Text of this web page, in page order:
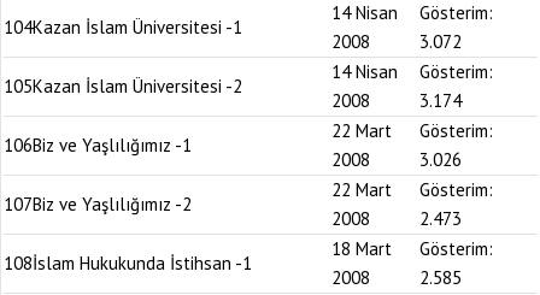
104Kazan İslam Üniversitesi -1
14 Nisan
2008
Gösterim:
3.072
105Kazan İslam Üniversitesi -2
14 Nisan
2008
Gösterim:
3.174
106Biz ve Yaşlılığımız -1
22 Mart
2008
Gösterim:
3.026
107Biz ve Yaşlılığımız -2
22 Mart
2008
Gösterim:
2.473
108İslam Hukukunda İstihsan -1
18 Mart
2008
Gösterim:
2.585